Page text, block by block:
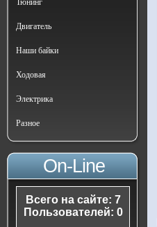
Тюнинг
Двигатель
Наши байки
Ходовая
Электрика
Разное
On-Line
Всего на сайте: 7
Пользователей: 0